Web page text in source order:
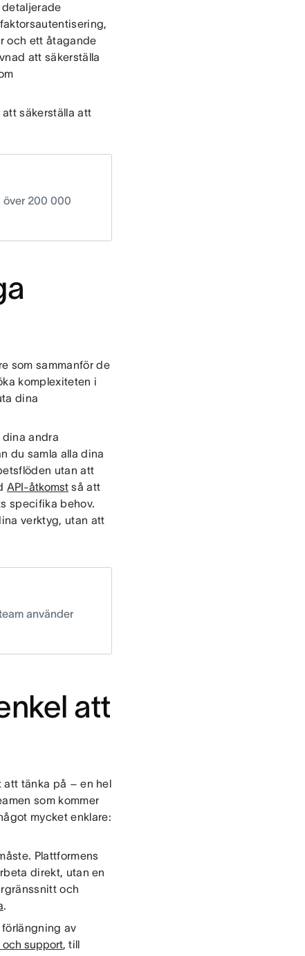
och ett åtagande
att säkerställa
att säkerställa att
över 200 000
som sammanför de
komplexiteten i
dina
andra
du samla alla dina
utan att
API-åtkomst så att
specifika behov.
verktyg, utan att
använder
att
att tänka på – en hel
som kommer
mycket enklare:
Plattformens
direkt, utan en
och
.
av
och support, till